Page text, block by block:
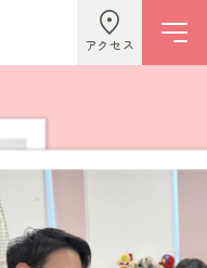
アクセス